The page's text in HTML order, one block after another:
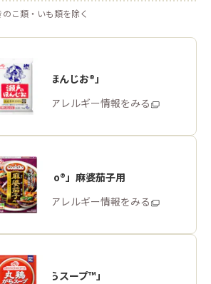
こ類・いも類を除く
「瀬戸のほんじお®」
商品・アレルギー情報をみる
「Cook Do®」麻婆茄子用
商品・アレルギー情報をみる
「丸鶏がらスープ™」